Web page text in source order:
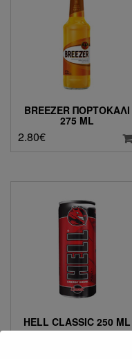
BREEZER ΠΟΡΤΟΚΆΛΙ
275 ML
2.80€
HELL CLASSIC 250 ML